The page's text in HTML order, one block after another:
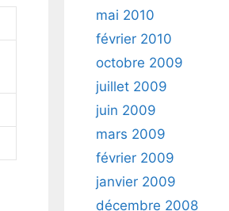
mai 2010
février 2010
octobre 2009
juillet 2009
juin 2009
mars 2009
février 2009
janvier 2009
décembre 2008